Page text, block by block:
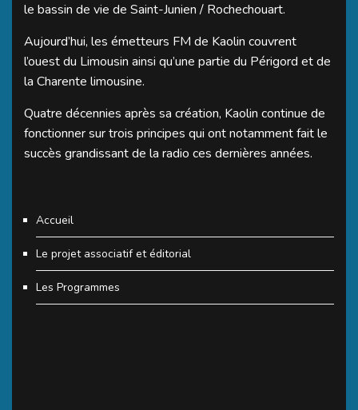
le bassin de vie de Saint-Junien / Rochechouart.
Aujourd’hui, les émetteurs FM de Kaolin couvrent
l’ouest du Limousin ainsi qu’une partie du Périgord et de
la Charente limousine.
Quatre décennies après sa création, Kaolin continue de
fonctionner sur trois principes qui ont notamment fait le
succès grandissant de la radio ces dernières années.
Accueil
Le projet associatif et éditorial
Les Programmes